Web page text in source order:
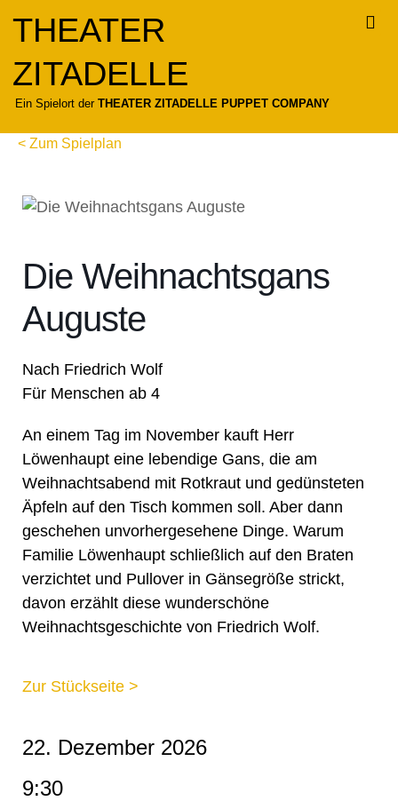
springen
THEATER
ZITADELLE
Ein Spielort derTHEATER ZITADELLE PUPPET COMPANY
< Zum Spielplan
Die Weihnachtsgans
Auguste
Nach Friedrich Wolf
Für Menschen ab 4
An einem Tag im November kauft Herr
Löwenhaupt eine lebendige Gans, die am
Weihnachtsabend mit Rotkraut und gedünsteten
Äpfeln auf den Tisch kommen soll. Aber dann
geschehen unvorhergesehene Dinge. Warum
Familie Löwenhaupt schließlich auf den Braten
verzichtet und Pullover in Gänsegröße strickt,
davon erzählt diese wunderschöne
Weihnachtsgeschichte von Friedrich Wolf.
Zur Stückseite >
22. Dezember 2026
9:30